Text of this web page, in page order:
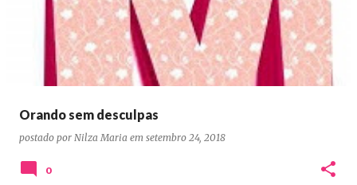
Orando sem desculpas
postado por Nilza Maria em setembro 24, 2018
0